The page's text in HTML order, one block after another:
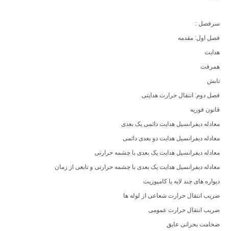
سرفصل :
فصل اول: مقدمه
هدایت
همرفت
تابش
فصل دوم: انتقال حرارت هدایتی
قانون فوریه
معادله دیفرانسیل هدایت دائمی یک بعدی
معادله دیفرانسیل هدایت دو بعدی دائمی
معادله دیفرانسیل هدایت یک بعدی با چشمه حرارتی
معادله دیفرانسیل هدایت یک بعدی با چشمه حرارتی و تابعی از زمان
دیواره های چند لایه یا کامپوزیت
ضریب انتقال حرارت شعاعی از لوله ها
ضریب انتقال حرارت عمومی
ضخامت بحرانی عایق